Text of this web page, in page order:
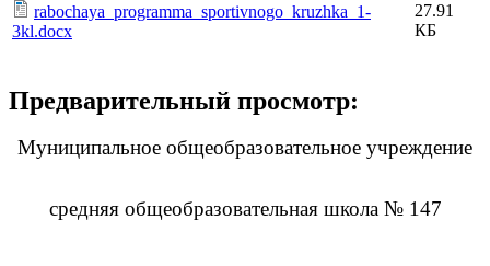
rabochaya_programma_sportivnogo_kruzhka_1-
3kl.docx
27.91
КБ
Предварительный просмотр:
Муниципальное общеобразовательное учреждение
средняя общеобразовательная школа № 147